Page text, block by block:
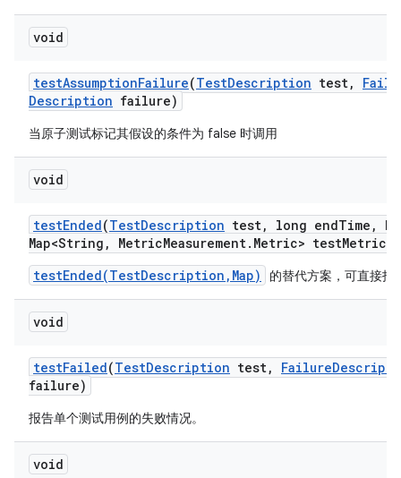
void
testAssumptionFailure(TestDescription test,
Description failure)
当原子测试标记其假设的条件为 false 时调用
void
testEnded(TestDescription test, long endTime ,
Map<String , MetricMeasurement. Metric> testMetrics)
testEnded(TestDescription,Map)
的替代方案，可直接指
void
testFailed(TestDescription test, Failure
failure)
报告单个测试用例的失败情况。
void